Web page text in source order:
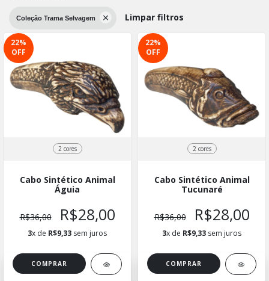
Coleção Trama Selvagem Limpar filtros
22%
OFF
2 cores
Cabo Sintético Animal
Águia
R$36,00 R$28,00
3x de R$9,33 sem juros
COMPRAR
22%
OFF
2 cores
Cabo Sintético Animal
Tucunaré
R$36,00 R$28,00
3x de R$9,33 sem juros
COMPRAR